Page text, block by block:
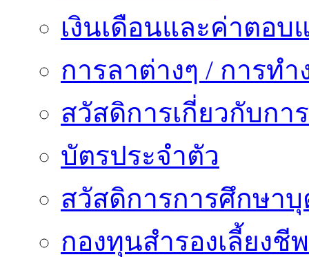
เงินเดือนและค่าตอบ
การลาต่างๆ / การทำ
สวัสดิการเกี่ยวกับกา
บัตรประจำตัว
สวัสดิการการศึกษาบุ
กองทุนสำรองเลี้ยง